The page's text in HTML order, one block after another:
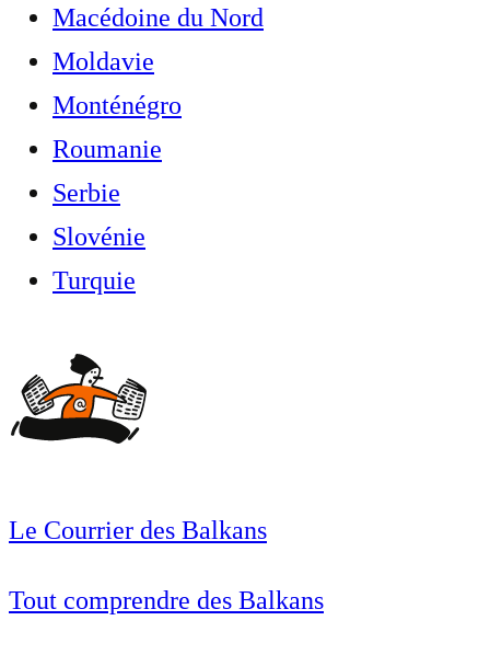
Macédoine du Nord
Moldavie
Monténégro
Roumanie
Serbie
Slovénie
Turquie
Le Courrier des Balkans
Tout comprendre des Balkans